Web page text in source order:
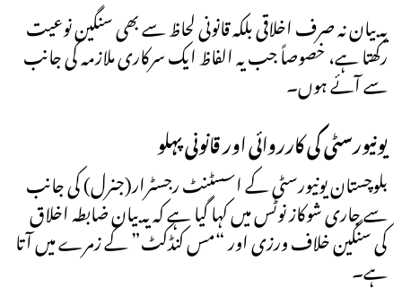
یہ بیان نہ صرف اخلاقی بلکہ قانونی لحاظ سے بھی سنگین نوعیت
رکھتا ہے، خصوصاً جب یہ الفاظ ایک سرکاری ملازمہ کی جانب
سے آئے ہوں۔
یونیورسٹی کی کارروائی اور قانونی پہلو
بلوچستان یونیورسٹی کے اسسٹنٹ رجسٹرار(جنرل) کی جانب
سے جاری شوکاز نوٹس میں کہا گیا ہے کہ یہ بیان ضابطہ اخلاق
کی سنگین خلاف ورزی اور “مس کنڈکٹ” کے زمرے میں آتا
ہے۔